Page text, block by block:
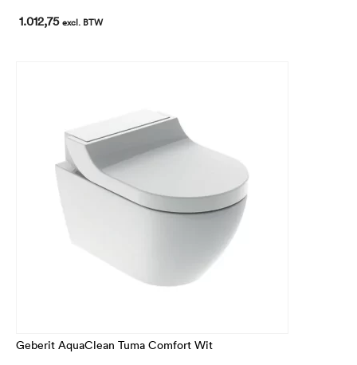
1.012,75 excl. BTW
Geberit AquaClean Tuma Comfort Wit